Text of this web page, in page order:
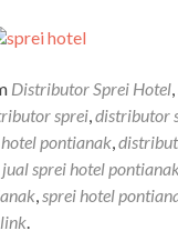
Distributor Sprei Hotel,
sprei,distributor
pontianak,
jual sprei hotel
,sprei hotel
.